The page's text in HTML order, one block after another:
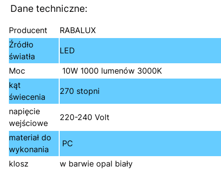
Dane techniczne:
Producent
RABALUX
Źródło
światła
LED
Moc
10W 1000 lumenów 3000K
kąt
świecenia
270 stopni
napięcie
wejściowe
220-240 Volt
materiał do
wykonania
PC
klosz w barwie opal biały